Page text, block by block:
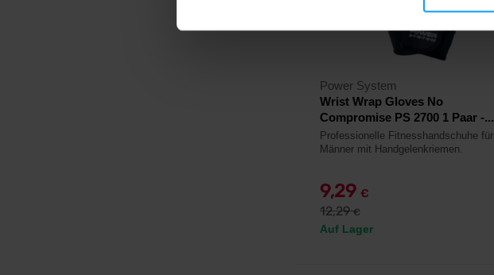
Power System
Wrist Wrap Gloves No
Compromise PS 2700 1 Paar -...
Professionelle Fitnesshandschuhe für
Männer mit Handgelenkriemen.
9,29 €
12,29€
Auf Lager